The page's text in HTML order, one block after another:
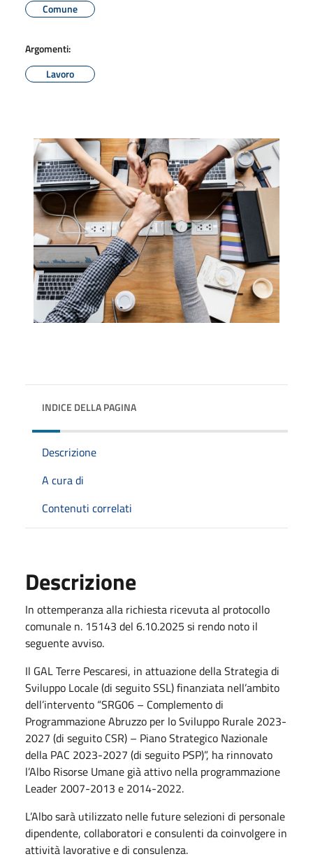
Comune
Argomenti:
Lavoro
INDICE DELLA PAGINA
Descrizione
A cura di
Contenuti correlati
Descrizione
In ottemperanza alla richiesta ricevuta al protocollo
comunale n. 15143 del 6.10.2025 si rendo noto il
seguente avviso.
Il GAL Terre Pescaresi, in attuazione della Strategia di
Sviluppo Locale (di seguito SSL) finanziata nell’ambito
dell’intervento “SRG06 – Complemento di
Programmazione Abruzzo per lo Sviluppo Rurale 2023-
2027 (di seguito CSR) – Piano Strategico Nazionale
della PAC 2023-2027 (di seguito PSP)”, ha rinnovato
l’Albo Risorse Umane già attivo nella programmazione
Leader 2007-2013 e 2014-2022.
L’Albo sarà utilizzato nelle future selezioni di personale
dipendente, collaboratori e consulenti da coinvolgere in
attività lavorative e di consulenza.